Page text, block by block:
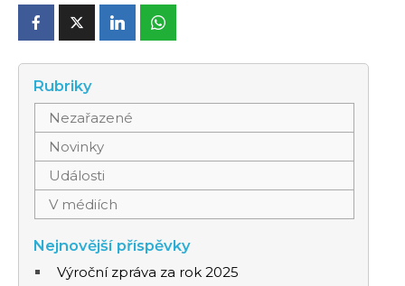
Rubriky
Nezařazené
Novinky
Události
V médiích
Nejnovější příspěvky
Výroční zpráva za rok 2025